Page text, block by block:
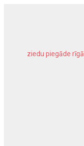
ziedu piegāde rīgā